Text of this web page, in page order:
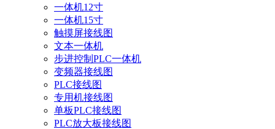
一体机12寸
一体机15寸
触摸屏接线图
文本一体机
步进控制PLC一体机
变频器接线图
PLC接线图
专用机接线图
单板PLC接线图
PLC放大板接线图